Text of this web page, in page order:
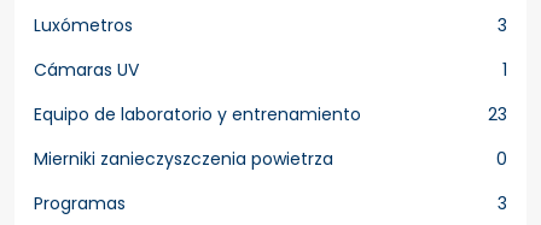
Luxómetros
3
Cámaras UV
1
Equipo de laboratorio y entrenamiento
23
Mierniki zanieczyszczenia powietrza
0
Programas
3